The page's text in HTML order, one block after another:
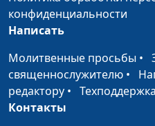
(весна)
Бога (зима)
Возложи заботы на
Бога (осень)
конфиденциальности
Написать
Молитвенные просьбы •
священнослужителю •
редактору • Техподдержка
Контакты